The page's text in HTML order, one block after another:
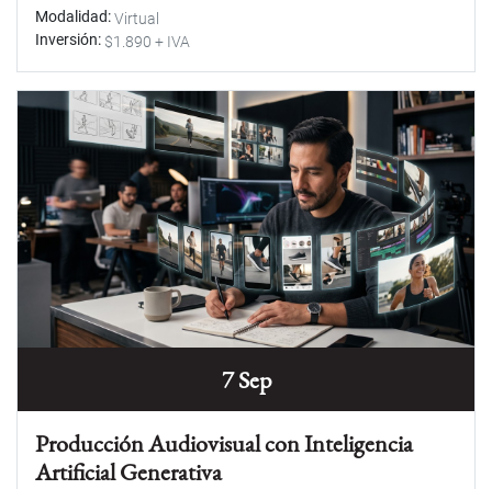
Modalidad Virtual
Inversión $1.890 + IVA
7 Sep
Producción Audiovisual con Inteligencia
Artificial Generativa